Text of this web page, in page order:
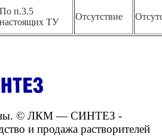
По п.3.5
настоящих ТУ
Отсутствие
© ЛКМ — СИНТЕЗ -
и продажа растворителей